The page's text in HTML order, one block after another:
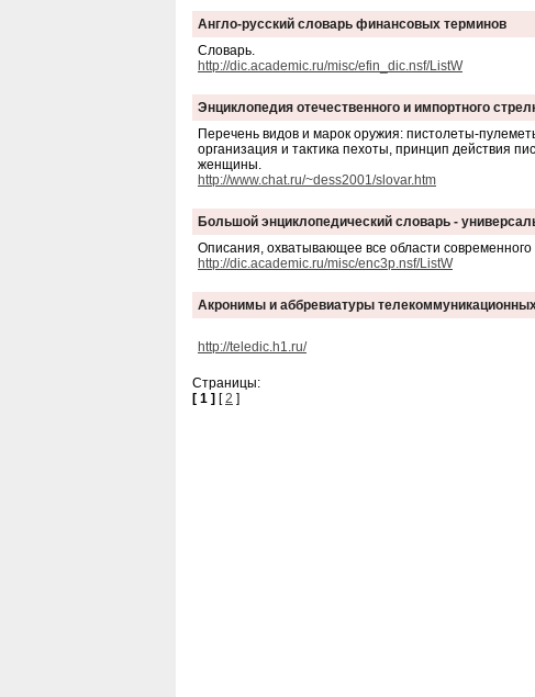
Англо-русский словарь финансовых терминов
Словарь.
http://dic.academic.ru/misc/efin_dic.nsf/ListW
Энциклопедия отечественного и импортного
Перечень видов и марок оружия: пистолеты-
организация и тактика пехоты, принцип действия
женщины.
http://www.chat.ru/~dess2001/slovar.htm
Большой энциклопедический словарь -
Описания, охватывающее все области
http://dic.academic.ru/misc/enc3p.nsf/ListW
Акронимы и аббревиатуры
http://teledic.h1.ru/
Страницы:
[ 1 ] [2 ]